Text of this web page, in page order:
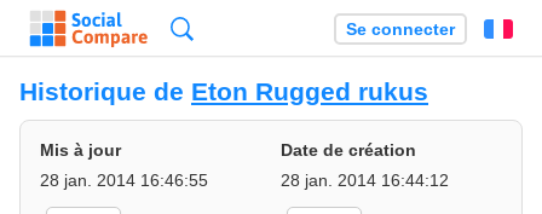
Se connecter
Historique de Eton Rugged rukus
Mis à jour
28 jan. 2014 16:46:55
Date de création
28 jan. 2014 16:44:12